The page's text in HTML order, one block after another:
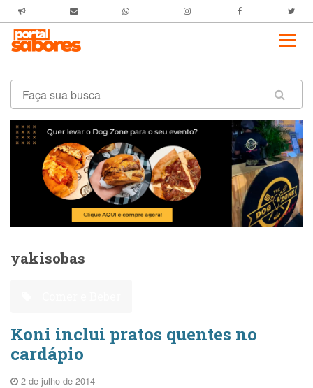
yakisobas
Koni inclui pratos quentes no
cardápio
2 de julho de 2014